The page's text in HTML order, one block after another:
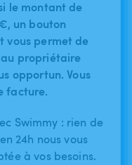
le montant de
un bouton
vous permet de
propriétaire
opportun. Vous
facture.
Swimmy : rien de
24h nous vous
à vos besoins.